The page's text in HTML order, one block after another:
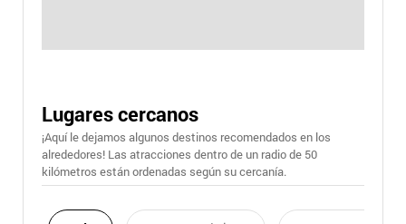
Lugares cercanos
¡Aquí le dejamos algunos destinos recomendados en los
alrededores! Las atracciones dentro de un radio de 50
kilómetros están ordenadas según su cercanía.